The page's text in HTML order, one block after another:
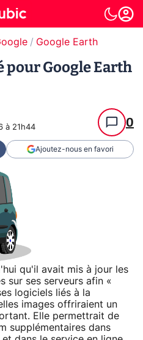
Google Earth
pour Google Earth
à 21h44 0
Ajoutez-nous en favori
qu'il avait mis à jour les
sur ses serveurs afin «
logiciels liés à la
images offriraient un
Elle permettrait de
supplémentaires dans